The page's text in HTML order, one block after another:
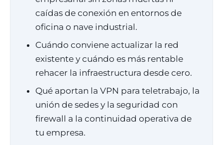
caídas de conexión en entornos de
oficina o nave industrial.
Cuándo conviene actualizar la red
existente y cuándo es más rentable
rehacer la infraestructura desde cero.
Qué aportan la VPN para teletrabajo, la
unión de sedes y la seguridad con
firewall a la continuidad operativa de
tu empresa.